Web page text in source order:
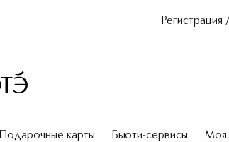
Регистрация
Подарочные карты Бьюти-сервисы Моя